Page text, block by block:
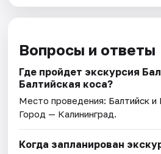
Вопросы и ответы
Где пройдет экскурсия
Балтийская коса?
Место проведения: Балтийск и
Город — Калининград.
Когда запланирован